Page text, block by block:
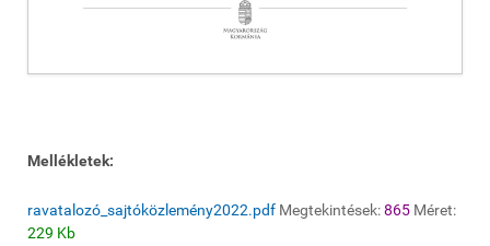
Mellékletek:
ravatalozó_sajtóközlemény2022.pdf Megtekintések:865 Méret:
229 Kb